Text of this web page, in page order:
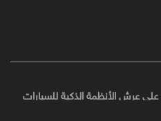
علي عرش الأنظمة الذكية للسيارات